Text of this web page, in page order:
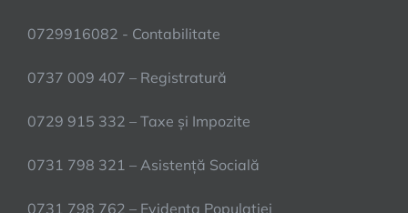
0729916082 - Contabilitate
0737 009 407 – Registratură
0729 915 332 – Taxe și Impozite
0731 798 321 – Asistență Socială
0731 798 762 – Evidența Populației